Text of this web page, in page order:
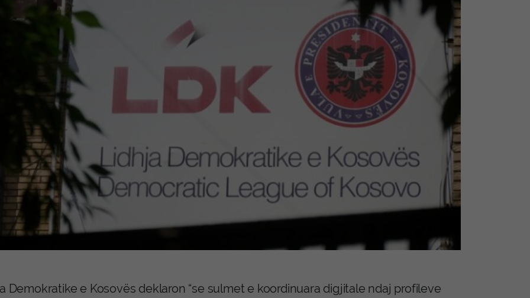
Demokratike e Kosovës deklaron “se sulmet e koordinuara digjitale ndaj profileve